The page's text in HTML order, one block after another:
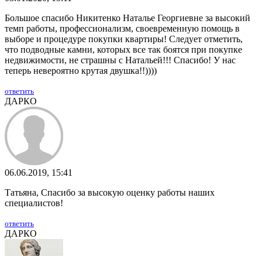
Большое спасибо Никитенко Наталье Георгиевне за высокий
темп работы, профессионализм, своевременную помощь в
выборе и процедуре покупки квартиры! Следует отметить,
что подводные камни, которых все так боятся при покупке
недвижимости, не страшны с Натальей!!! Спасибо! У нас
теперь невероятно крутая двушка!!))))
ответить
ДАРКО
06.06.2019, 15:41
Татьяна, Спасибо за высокую оценку работы наших
специалистов!
ответить
ДАРКО